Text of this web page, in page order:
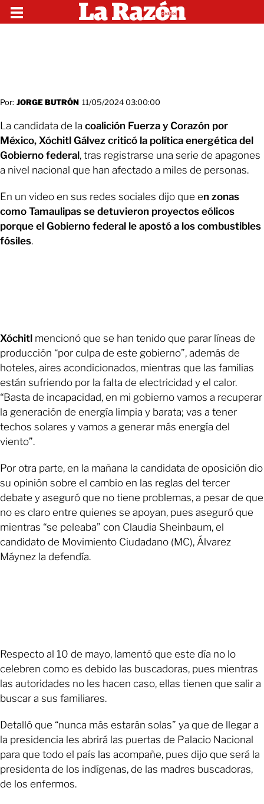
Por: JORGE BUTRÓN 11/05/2024 03:00:00
La candidata de la coalición Fuerza y Corazón por
México, Xóchitl Gálvez criticó la política energética del
Gobierno federal, tras registrarse una serie de apagones
a nivel nacional que han afectado a miles de personas.
En un video en sus redes sociales dijo que en zonas
como Tamaulipas se detuvieron proyectos eólicos
porque el Gobierno federal le apostó a los combustibles
fósiles.
Xóchitl mencionó que se han tenido que parar líneas de
producción “por culpa de este gobierno”, además de
hoteles, aires acondicionados, mientras que las familias
están sufriendo por la falta de electricidad y el calor.
“Basta de incapacidad, en mi gobierno vamos a recuperar
la generación de energía limpia y barata; vas a tener
techos solares y vamos a generar más energía del
viento”.
Por otra parte, en la mañana la candidata de oposición dio
su opinión sobre el cambio en las reglas del tercer
debate y aseguró que no tiene problemas, a pesar de que
no es claro entre quienes se apoyan, pues aseguró que
mientras “se peleaba” con Claudia Sheinbaum, el
candidato de Movimiento Ciudadano (MC), Álvarez
Máynez la defendía.
Respecto al 10 de mayo, lamentó que este día no lo
celebren como es debido las buscadoras, pues mientras
las autoridades no les hacen caso, ellas tienen que salir a
buscar a sus familiares.
Detalló que “nunca más estarán solas” ya que de llegar a
la presidencia les abrirá las puertas de Palacio Nacional
para que todo el país las acompañe, pues dijo que será la
presidenta de los indígenas, de las madres buscadoras,
de los enfermos.